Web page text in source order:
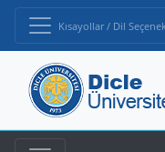
Kısayollar / Dil